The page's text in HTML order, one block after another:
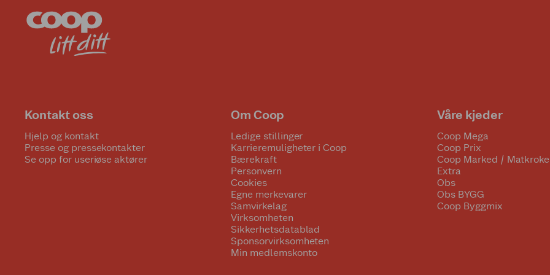
Kontakt oss
Hjelp og kontakt
Presse og pressekontakter
Se opp for useriøse aktører
Om Coop
Ledige stillinger
Karrieremuligheter i Coop
Bærekraft
Personvern
Cookies
Egne merkevarer
Samvirkelag
Virksomheten
Sikkerhetsdatablad
Sponsorvirksomheten
Min medlemskonto
Våre kjeder
Coop Mega
Coop Prix
Coop Marked /
Extra
Obs
Obs BYGG
Coop Byggmix